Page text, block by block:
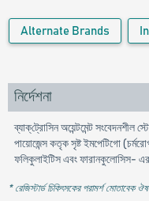
Alternate Brands
নির্দেশনা
ব্যাক্‌ট্রোসিন অয়েন্টমেন্ট
পায়োজেন্স কতৃক সৃষ্ট ইমপেটিগো
ফলিকুলাইটিস এবং ফারানকুলোসিস- এর
* রেজিস্টার্ড চিকিৎসকের পরামর্শ মোতাবেক